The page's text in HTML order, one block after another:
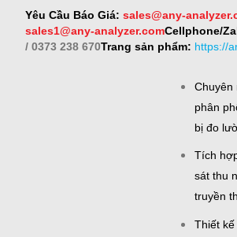
Yêu Cầu Báo Giá: sales@any-
sales1@any-analyzer.comCellphone/
/ 0373 238 670Trang sản phẩm: https://
Chuyên
phân
bị đo
Tích
sát thu
truyền
Thiết kế